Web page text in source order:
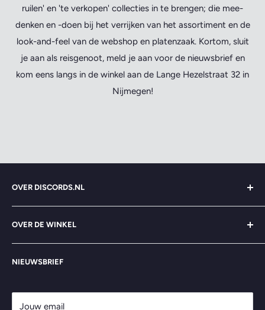
ruilen' en 'te verkopen' collecties in te brengen; die mee-
denken en -doen bij het verrijken van het assortiment en de
look-and-feel van de webshop en platenzaak. Kortom, sluit
je aan als reisgenoot, meld je aan voor de nieuwsbrief en
kom eens langs in de winkel aan de Lange Hezelstraat 32 in
Nijmegen!
OVER DISCORDS.NL
Zoeken
Over ons
Contact
Veelgestelde vragen
Privacybeleid
OVER DE WINKEL
Openingstijden
NIEUWSBRIEF
Jouw email